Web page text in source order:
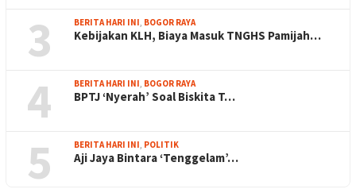
3 BERITA HARI INI, BOGOR RAYA
Kebijakan KLH, Biaya Masuk TNGHS Pamijah…
4 BERITA HARI INI, BOGOR RAYA
BPTJ ‘Nyerah’ Soal Biskita T…
5 BERITA HARI INI, POLITIK
Aji Jaya Bintara ‘Tenggelam’…